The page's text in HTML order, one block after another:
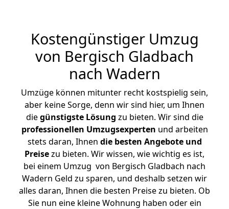
Kostengünstiger Umzug
von Bergisch Gladbach
nach Wadern
Umzüge können mitunter recht kostspielig sein,
aber keine Sorge, denn wir sind hier, um Ihnen
diegünstigste Lösung zu bieten. Wir sind die
professionellen Umzugsexperten und arbeiten
stets daran, Ihnen die besten Angebote und
Preisezu bieten. Wir wissen, wie wichtig es ist,
bei einem Umzug von Bergisch Gladbach nach
Wadern Geld zu sparen, und deshalb setzen wir
alles daran, Ihnen die besten Preise zu bieten. Ob
Sie nun eine kleine Wohnung haben oder ein